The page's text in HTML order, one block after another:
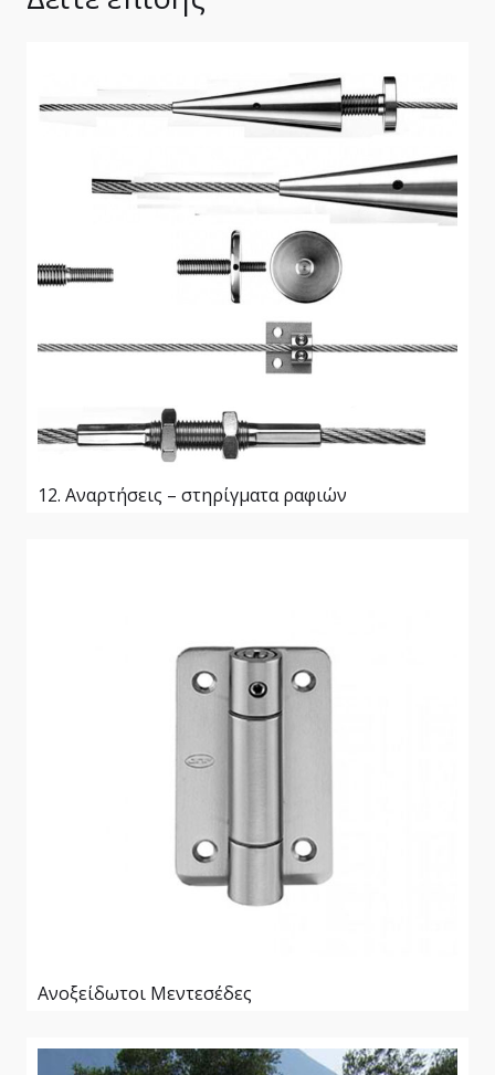
12. Αναρτήσεις – στηρίγματα ραφιών
Ανοξείδωτοι Μεντεσέδες